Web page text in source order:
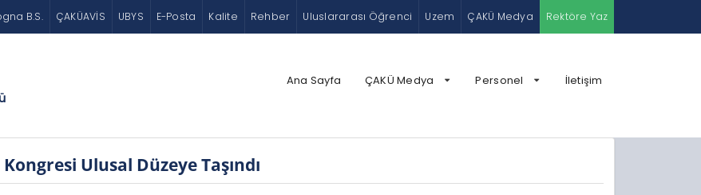
B.S. ÇAKÜAVİS UBYS E-Posta Kalite Rehber Uluslararası Öğrenci Uzem ÇAKÜ Medya Rektöre Yaz
Ana Sayfa ÇAKÜ Medya Personel İletişim
Ulusal Düzeye Taşındı